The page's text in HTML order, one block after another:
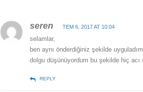
seren TEM 6, 2017 AT 10:04
selamlar,
ben aynı önderdiğiniz şekilde
dolgu düşünüyordum bu şekilde hiç acı
REPLY